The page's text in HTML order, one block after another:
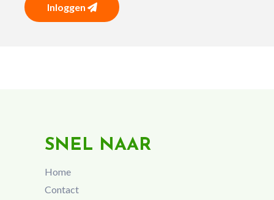
Inloggen
SNEL NAAR
Home
Contact